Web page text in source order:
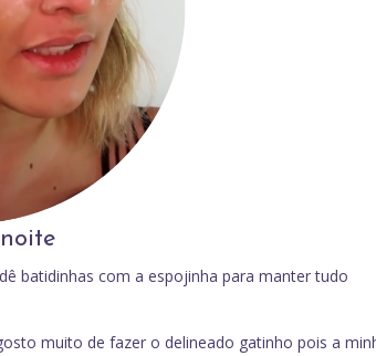
batidinhas com a espojinha para manter tudo
muito de fazer o delineado gatinho pois a